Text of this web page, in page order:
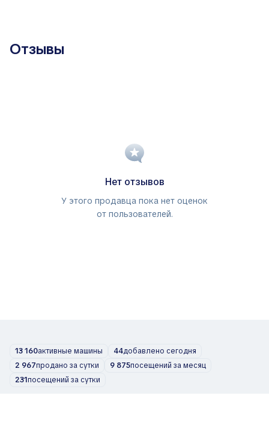
Отзывы
Нет отзывов
У этого продавца пока нет оценок
от пользователей.
13 160активные машины 44добавлено сегодня
2 967продано за сутки 9 875посещений за месяц
231посещений за сутки